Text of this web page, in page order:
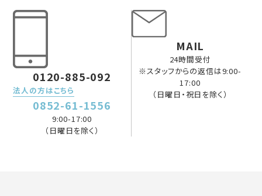
0120-885-092
法人の方はこちら
0852-61-1556
9:00-17:00
（日曜日を除く）
MAIL
24時間受付
※スタッフからの返信は9:00-
17:00
（日曜日・祝日を除く）